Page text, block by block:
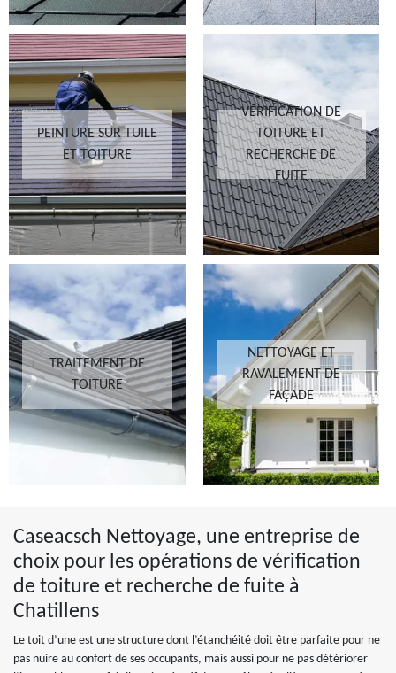
PEINTURE SUR TUILE
ET TOITURE
VÉRIFICATION DE
TOITURE ET
RECHERCHE DE
FUITE
TRAITEMENT DE
TOITURE
NETTOYAGE ET
RAVALEMENT DE
FAÇADE
Caseacsch Nettoyage, une entreprise de
choix pour les opérations de vérification
de toiture et recherche de fuite à
Chatillens
Le toit d’une est une structure dont l’étanchéité doit être parfaite pour ne
pas nuire au confort de ses occupants, mais aussi pour ne pas détériorer